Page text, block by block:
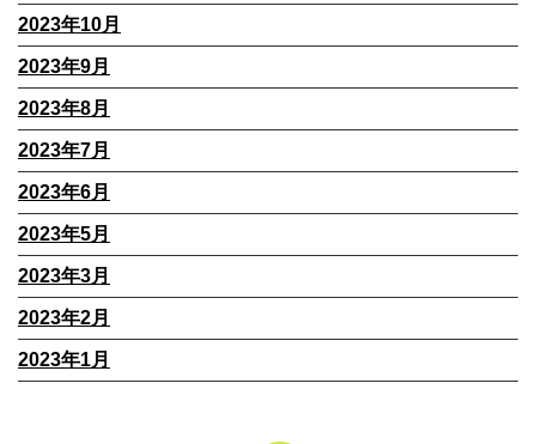
2023年10月
2023年9月
2023年8月
2023年7月
2023年6月
2023年5月
2023年3月
2023年2月
2023年1月